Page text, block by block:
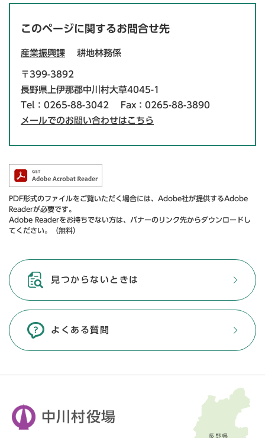
このページに関するお問合せ先
産業振興課 耕地林務係
〒399-3892
長野県上伊那郡中川村大草4045-1
Tel：0265-88-3042
Fax：0265-88-3890
メールでのお問い合わせはこちら
PDF形式のファイルをご覧いただく場合には、Adobe社が提供するAdobe
Readerが必要です。
Adobe Readerをお持ちでない方は、バナーのリンク先からダウンロードし
てください。（無料）
見つからないときは
よくある質問
中川村役場